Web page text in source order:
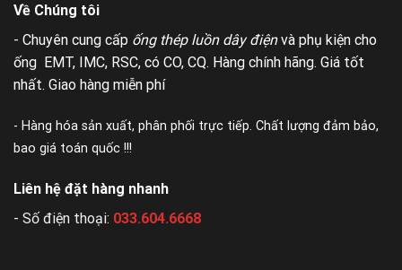
Về Chúng tôi
- Chuyên cung cấp ống thép luồn dây điệnvà phụ kiện cho
ống EMT, IMC, RSC, có CO, CQ. Hàng chính hãng. Giá tốt
nhất. Giao hàng miễn phí
- Hàng hóa sản xuất, phân phối trực tiếp. Chất lượng đảm bảo,
bao giá toán quốc !!!
Liên hệ đặt hàng nhanh
- Số điện thoại: 033.604.6668